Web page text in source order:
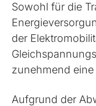
Sowohl für die
der
zunehmend
Aufgrund der